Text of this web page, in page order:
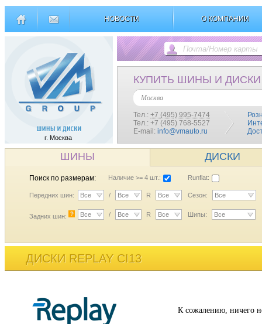
НОВОСТИ О КОМПАНИИ
г. Москва
КУПИТЬ ШИНЫ И ДИСКИ
Москва
Тел.: +7 (495) 995-7474
Тел.: +7 (495) 768-5527
E-mail: info@vmauto.ru
ШИНЫ ДИСКИ
Поиск по размерам: Наличие >= 4 шт.: Runflat:
Передних шин: Все / Все R Все Сезон: Все
Задних шин: ? Все / Все R Все Шипы: Все
ДИСКИ REPLAY CI13
К сожалению, ничего